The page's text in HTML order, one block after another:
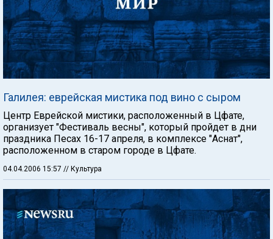
Галилея: еврейская мистика под вино с сыром
Центр Еврейской мистики, расположенный в Цфате,
организует "Фестиваль весны", который пройдет в дни
праздника Песах 16-17 апреля, в комплексе "Аснат",
расположенном в старом городе в Цфате.
04.04.2006 15:57 // Культура